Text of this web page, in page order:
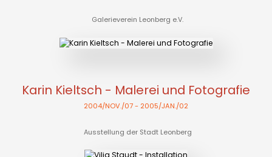
Galerieverein Leonberg e.V.
Karin Kieltsch - Malerei und Fotografie
2004/NOV./07- 2005/JAN./02
Ausstellung der Stadt Leonberg